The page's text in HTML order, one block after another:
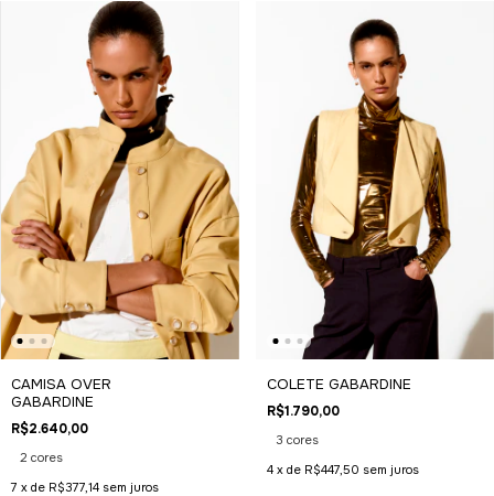
CAMISA OVER
GABARDINE
R$2.640,00
2 cores
7 x de R$377,14 sem juros
COLETE GABARDINE
R$1.790,00
3 cores
4 x de R$447,50 sem juros